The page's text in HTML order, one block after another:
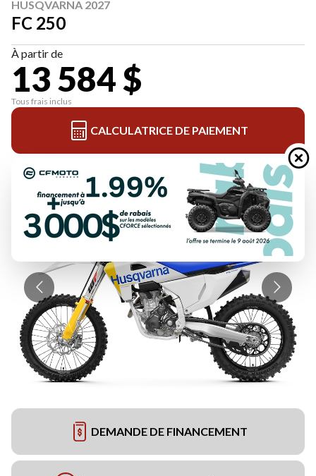
HUSQVARNA 2027
FC 250
À partir de
13 584 $
Tous frais inclus
CALCULATRICE DE PAIEMENT
DEMANDE DE FINANCEMENT